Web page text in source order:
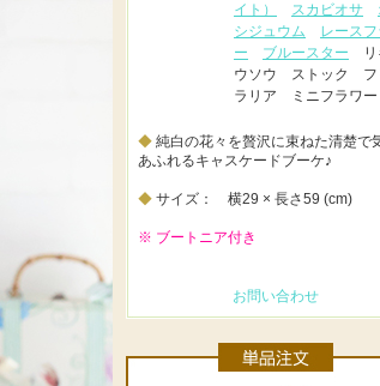
イト）
スカビオサ
シジュウム
レース
ー
ブルースター リ
ウソウ ストック フ
ラリア ミニフラワ
◆ 純白の花々を贅沢に束ねた清楚で
あふれるキャスケードブーケ♪
◆ サイズ： 横29 × 長さ59 (cm)
※ ブートニア付き
お問い合わせ